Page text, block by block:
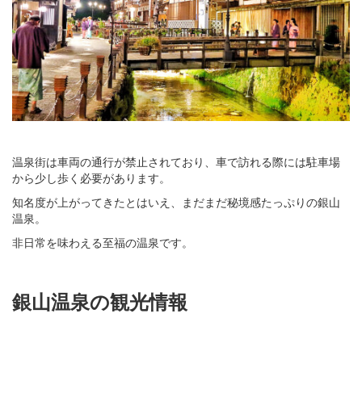
温泉街は車両の通行が禁止されており、車で訪れる際には駐車場
から少し歩く必要があります。
知名度が上がってきたとはいえ、まだまだ秘境感たっぷりの銀山
温泉。
非日常を味わえる至福の温泉です。
銀山温泉の観光情報